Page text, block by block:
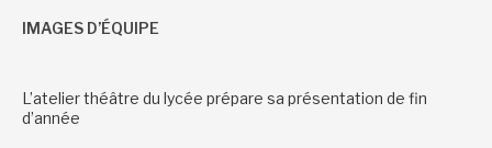
IMAGES D’ÉQUIPE
L’atelier théâtre du lycée prépare sa présentation de fin
d’année